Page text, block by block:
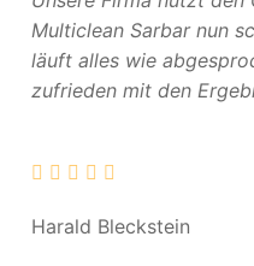
Multiclean Sarbar nun
läuft alles wie
zufrieden mit den
Harald Bleckstein